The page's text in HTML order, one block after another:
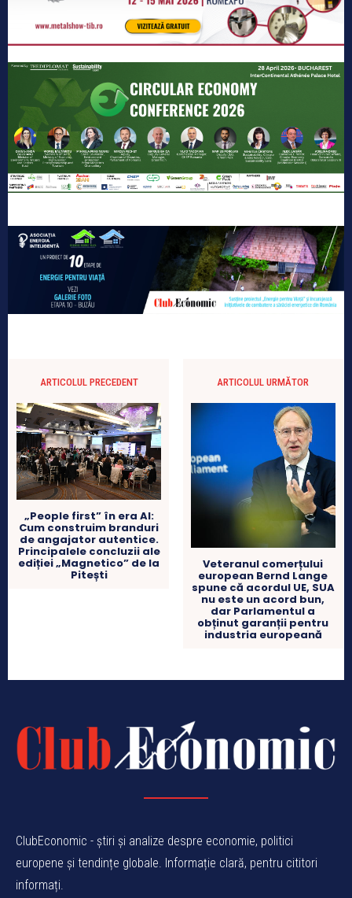
ARTICOLUL PRECEDENT
„People first” în era AI:
Cum construim branduri
de angajator autentice.
Principalele concluzii ale
ediției „Magnetico” de la
Pitești
ARTICOLUL URMĂTOR
Veteranul comerțului
european Bernd Lange
spune că acordul UE, SUA
nu este un acord bun,
dar Parlamentul a
obținut garanții pentru
industria europeană
ClubEconomic - știri și analize despre economie, politici
europene și tendințe globale. Informație clară, pentru cititori
informați.